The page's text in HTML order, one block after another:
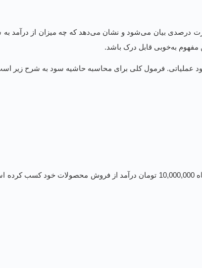
بیان می‌شود و نشان می‌دهد که چه میزان از درآمد به
مفهوم به‌خوبی قابل درک باشد.
فرمول کلی برای محاسبه حاشیه سود به شرح زیر